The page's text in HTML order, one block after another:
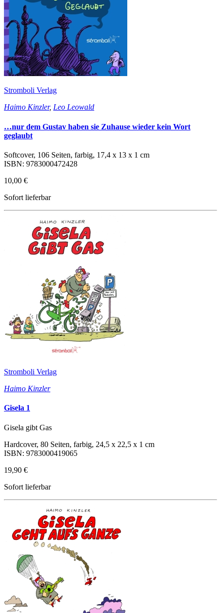
Stromboli Verlag
Haimo Kinzler, Leo Leowald
…nur dem Gustav haben sie Zuhause wieder kein Wort
geglaubt
Softcover, 106 Seiten, farbig, 17,4 x 13 x 1 cm
ISBN: 9783000472428
10,00 €
Sofort lieferbar
Stromboli Verlag
Haimo Kinzler
Gisela 1
Gisela gibt Gas
Hardcover, 80 Seiten, farbig, 24,5 x 22,5 x 1 cm
ISBN: 9783000419065
19,90 €
Sofort lieferbar